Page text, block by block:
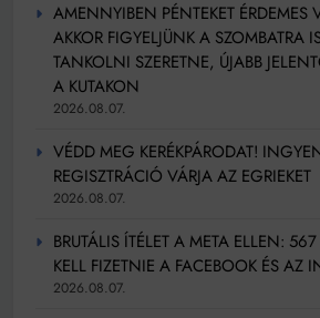
AMENNYIBEN PÉNTEKET ÉRDEMES
AKKOR FIGYELJÜNK A SZOMBATRA
TANKOLNI SZERETNE, ÚJABB
A KUTAKON
2026.08.07.
VÉDD MEG KERÉKPÁRODAT!
REGISZTRÁCIÓ VÁRJA AZ EGRIEKET
2026.08.07.
BRUTÁLIS ÍTÉLET A META ELLEN:
KELL FIZETNIE A FACEBOOK ÉS AZ
2026.08.07.